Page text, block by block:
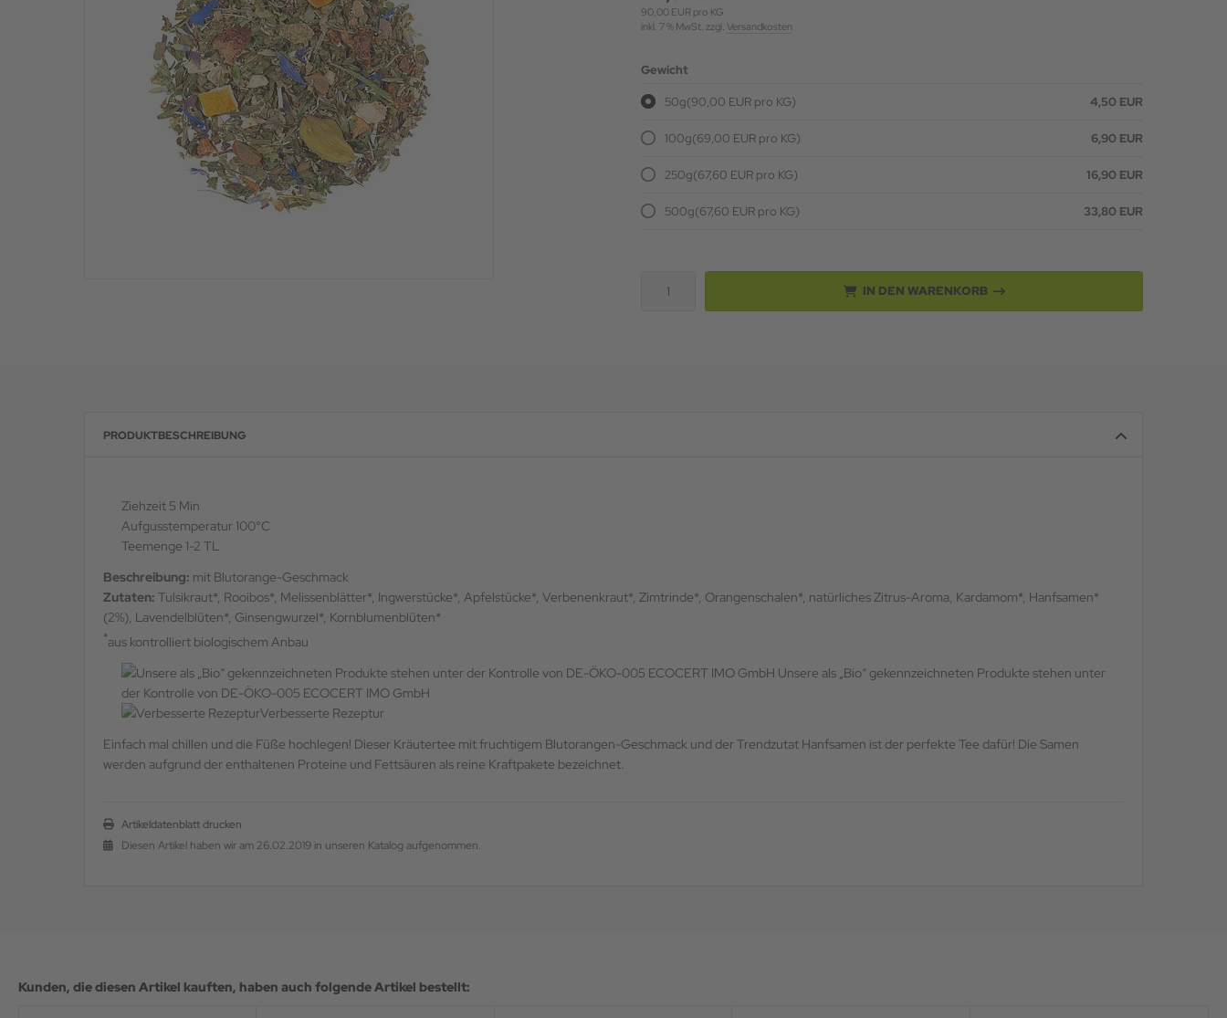
90,00 EUR pro KG
inkl. 7 % MwSt. zzgl. Versandkosten
Gewicht
50g(90,00 EUR pro KG) 4,50 EUR
100g(69,00 EUR pro KG) 6,90 EUR
250g(67,60 EUR pro KG) 16,90 EUR
500g(67,60 EUR pro KG) 33,80 EUR
IN DEN WARENKORB
PRODUKTBESCHREIBUNG
Ziehzeit 5 Min
Aufgusstemperatur 100°C
Teemenge 1-2 TL
Beschreibung: mit Blutorange-Geschmack
Zutaten: Tulsikraut*, Rooibos*, Melissenblätter*, Ingwerstücke*, Apfelstücke*, Verbenenkraut*, Zimtrinde*, Orangenschalen*, natürliches Zitrus-Aroma, Kardamom*, Hanfsamen*
(2%), Lavendelblüten*, Ginsengwurzel*, Kornblumenblüten*
*aus kontrolliert biologischem Anbau
Unsere als „Bio“ gekennzeichneten Produkte stehen unter
der Kontrolle von DE-ÖKO-005 ECOCERT IMO GmbH
Verbesserte Rezeptur
Einfach mal chillen und die Füße hochlegen! Dieser Kräutertee mit fruchtigem Blutorangen-Geschmack und der Trendzutat Hanfsamen ist der perfekte Tee dafür! Die Samen
werden aufgrund der enthaltenen Proteine und Fettsäuren als reine Kraftpakete bezeichnet.
Artikeldatenblatt drucken
Diesen Artikel haben wir am 26.02.2019 in unseren Katalog aufgenommen.
Kunden, die diesen Artikel kauften, haben auch folgende Artikel bestellt: